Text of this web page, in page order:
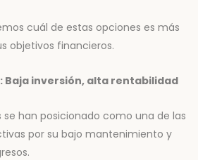
cuál de estas opciones es más
objetivos financieros.
Baja inversión, alta rentabilidad
han posicionado como una de las
por su bajo mantenimiento y